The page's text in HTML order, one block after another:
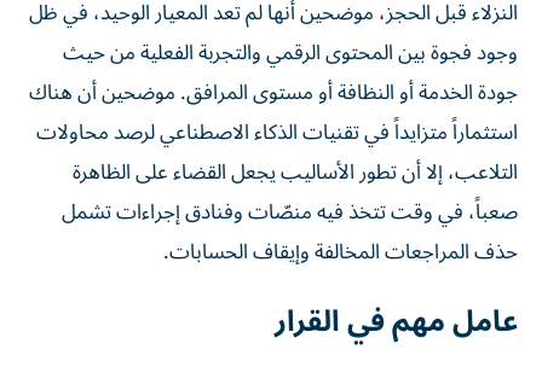
النزلاء قبل الحجز، موضحين أنها لم تعد المعيار الوحيد، في ظل
وجود فجوة بين المحتوى الرقمي والتجربة الفعلية من حيث
جودة الخدمة أو النظافة أو مستوى المرافق. موضحين أن هناك
استثماراً متزايداً في تقنيات الذكاء الاصطناعي لرصد محاولات
التلاعب، إلا أن تطور الأساليب يجعل القضاء على الظاهرة
صعباً، في وقت تتخذ فيه منصّات وفنادق إجراءات تشمل
حذف المراجعات المخالفة وإيقاف الحسابات.
عامل مهم في القرار